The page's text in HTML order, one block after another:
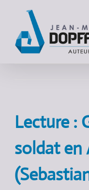
Lecture :
soldat en